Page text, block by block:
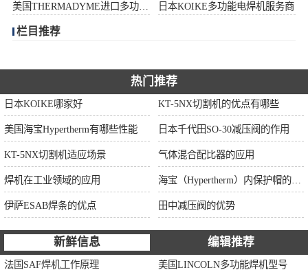
日本KOIKE多功能电焊机服务商
栏目推荐
热门推荐
日本KOIKE哪家好 KT-5NX切割机的优点有哪些
美国海宝Hypertherm有哪些性能 日本千代田SO-30减压阀的作用
KT-5NX切割机适应场景 气体混合配比器的应用
焊机在工业领域的应用
伊萨ESAB焊条的优点 田中减压阀的优势
新鲜信息 编辑推荐
法国SAF焊机工作原理 美国LINCOLN多功能焊机型号
面罩